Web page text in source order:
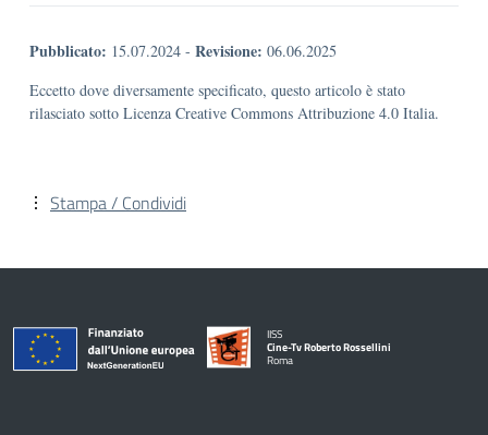
Pubblicato: 15.07.2024 - Revisione: 06.06.2025
Eccetto dove diversamente specificato, questo articolo è stato
rilasciato sotto Licenza Creative Commons Attribuzione 4.0 Italia.
Stampa / Condividi
IISS
Cine-Tv Roberto Rossellini
Roma